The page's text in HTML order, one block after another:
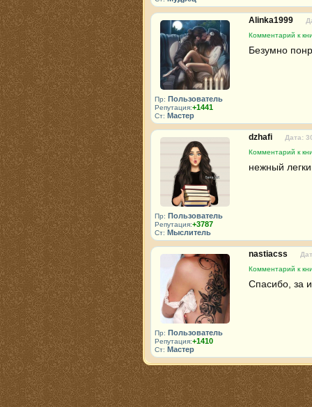
Пр: Пользователь
Репутация:+1441
Ст: Мастер
Alinka1999
Комментарий к
Безумно
Пр: Пользователь
Репутация:+3787
Ст: Мыслитель
dzhafi
Дата:
Комментарий к
нежный
Пр: Пользователь
Репутация:+1410
Ст: Мастер
nastiacss
Комментарий к
Спасибо, за